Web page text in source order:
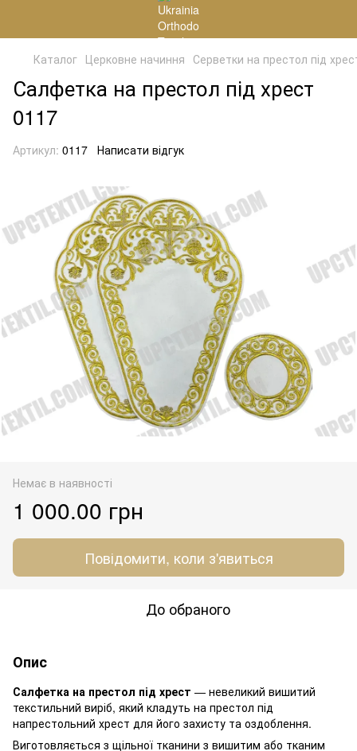
Каталог Церковне начиння Серветки на престол під
Салфетка на престол під хрест
0117
Артикул: 0117 Написати відгук
Немає в наявності
1 000.00 грн
Повідомити, коли з'явиться
До обраного
Опис
Салфетка на престол під хрест — невеликий вишитий
текстильний виріб, який кладуть на престол під
напрестольний хрест для його захисту та оздоблення.
Виготовляється з щільної тканини з вишитим або тканим